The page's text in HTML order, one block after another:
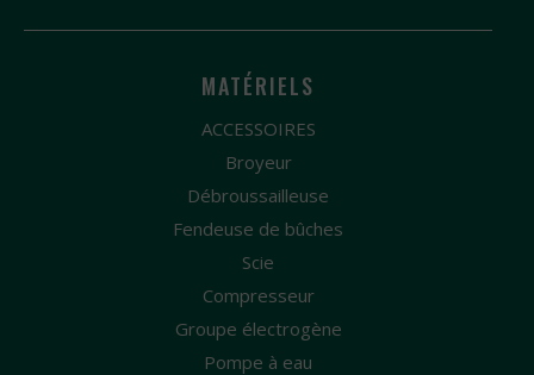
MATÉRIELS
ACCESSOIRES
Broyeur
Débroussailleuse
Fendeuse de bûches
Scie
Compresseur
Groupe électrogène
Pompe à eau